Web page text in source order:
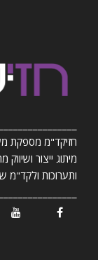
חזיקד"מ מספקת
מיתוג ייצור
ותערוכות